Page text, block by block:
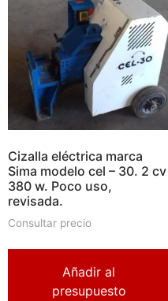
Cizalla eléctrica marca
Sima modelo cel – 30. 2 cv
380 w. Poco uso,
revisada.
Consultar precio
Añadir al
presupuesto